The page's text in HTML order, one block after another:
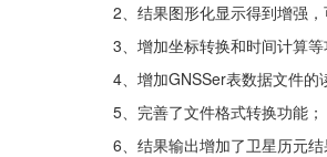
2、结果图形化显示得到增强
3、增加坐标转换和时间计算等
4、增加GNSSer表数据文件的
5、完善了文件格式转换功能；
6、结果输出增加了卫星历元